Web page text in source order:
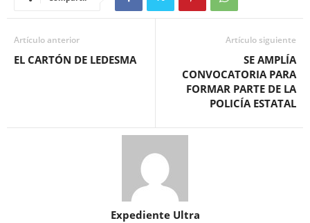
Artículo anterior
EL CARTÓN DE LEDESMA
Artículo siguiente
SE AMPLÍA
CONVOCATORIA PARA
FORMAR PARTE DE LA
POLICÍA ESTATAL
Expediente Ultra